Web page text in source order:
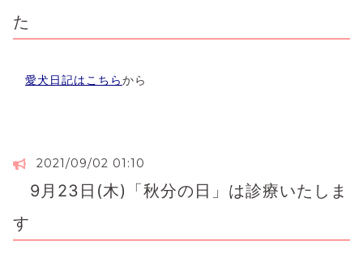
た
愛犬日記はこちらから
2021/09/02 01:10
9月23日(木)「秋分の日」は診療いたしま
す